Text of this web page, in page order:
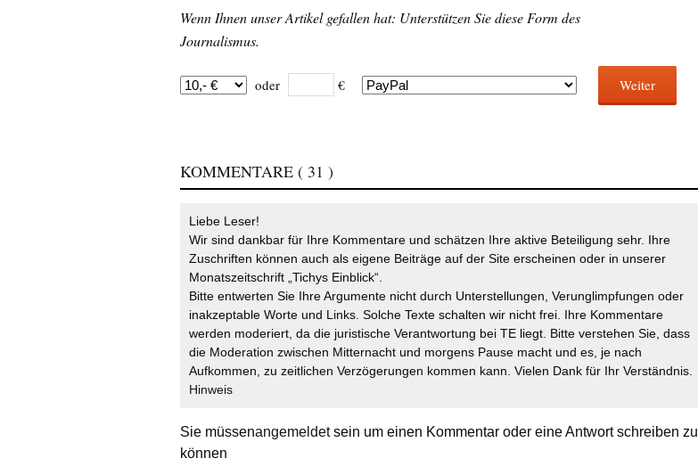
Wenn Ihnen unser Artikel gefallen hat: Unterstützen Sie diese Form des
Journalismus.
oder € Weiter
KOMMENTARE ( 31 )
Liebe Leser!
Wir sind dankbar für Ihre Kommentare und schätzen Ihre aktive Beteiligung sehr. Ihre
Zuschriften können auch als eigene Beiträge auf der Site erscheinen oder in unserer
Monatszeitschrift „Tichys Einblick“.
Bitte entwerten Sie Ihre Argumente nicht durch Unterstellungen, Verunglimpfungen oder
inakzeptable Worte und Links. Solche Texte schalten wir nicht frei. Ihre Kommentare
werden moderiert, da die juristische Verantwortung bei TE liegt. Bitte verstehen Sie, dass
die Moderation zwischen Mitternacht und morgens Pause macht und es, je nach
Aufkommen, zu zeitlichen Verzögerungen kommen kann. Vielen Dank für Ihr Verständnis.
Hinweis
Sie müssenangemeldetsein um einen Kommentar oder eine Antwort schreiben zu
können